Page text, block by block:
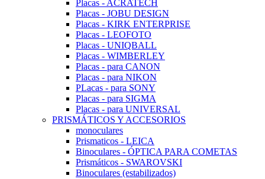
Placas - ACRATECH
Placas - JOBU DESIGN
Placas - KIRK ENTERPRISE
Placas - LEOFOTO
Placas - UNIQBALL
Placas - WIMBERLEY
Placas - para CANON
Placas - para NIKON
PLacas - para SONY
Placas - para SIGMA
Placas - para UNIVERSAL
PRISMÁTICOS Y ACCESORIOS
monoculares
Prismaticos - LEICA
Binoculares - ÓPTICA PARA COMETAS
Prismáticos - SWAROVSKI
Binoculares (estabilizados)